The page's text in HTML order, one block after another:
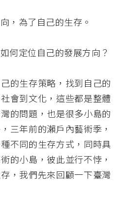
，為了自己的生存。
何定位自己的發展方向？
的生存策略，找到自己的
會到文化，這些都是整體
的問題，也是很多小島的
三年前的瀨戶內藝術季，
不同的生存方式，同時具
的小島，彼此並行不悖，
，我們先來回顧一下臺灣